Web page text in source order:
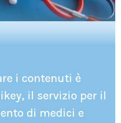
i contenuti è
il servizio per il
di medici e